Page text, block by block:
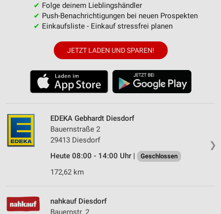
✔ Folge deinem Lieblingshändler
✔ Push-Benachrichtigungen bei neuen Prospekten
✔ Einkaufsliste - Einkauf stressfrei planen
JETZT LADEN UND SPAREN!
❯
EDEKA Gebhardt Diesdorf
Bauernstraße 2
29413 Diesdorf
Heute 08:00 - 14:00 Uhr |
Geschlossen
172,62 km
nahkauf Diesdorf
Bauernstr. 2